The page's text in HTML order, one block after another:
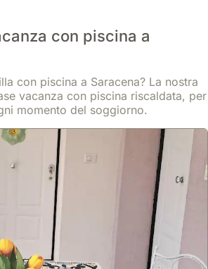
con piscina a
con piscina a Saracena? La nostra
vacanza con piscina riscaldata, per
momento del soggiorno.